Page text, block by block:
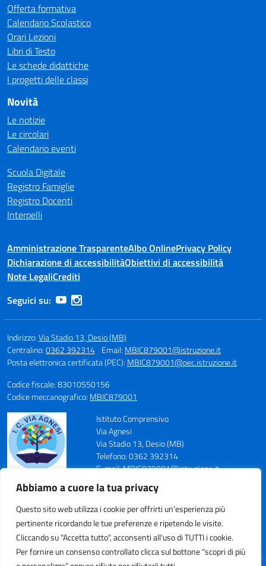
Abbiamo a cuore la tua privacy
Questo sito web utilizza i cookie per offrirti un’esperienza più
pertinente ricordando le tue preferenze e ripetendo le visite.
Cliccando su "Accetta tutto", acconsenti all'uso di TUTTI i cookie.
Per fornire un consenso controllato clicca sul bottone “scopri di più
Offerta formativa
Calendario Scolastico
Orari Lezioni
Libri di Testo
Le schede didattiche
I progetti delle classi
Novità
Le notizie
Le circolari
Calendario eventi
Scuola Digitale
Registro Famiglie
Registro Docenti
Interpelli
Amministrazione TrasparenteAlbo OnlinePrivacy Policy
Dichiarazione di accessibilitàObiettivi di accessibilità
Note LegaliCrediti
Seguici su:
Indirizzo:Via Stadio 13, Desio (MB)
Centralino:0362 392314 Email: MBIC879001@istruzione.it
Posta elettronica certificata (PEC): MBIC879001@pec.istruzione.it
Codice fiscale: 83010550156
Codice meccanografico: MBIC879001
Istituto Comprensivo
Via Agnesi
Via Stadio 13, Desio (MB)
Telefono: 0362 392314
E-mail: MBIC879001@istruzione.it
PEC: MBIC879001@pec.istruzione.it
Codice Meccanografico: MBIC879001
Codice Fiscale: 83010550156